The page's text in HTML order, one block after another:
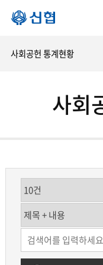
평생
어부
사회공헌 통계현황
사회